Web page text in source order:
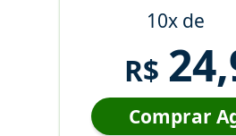
10x de
R$
Comprar